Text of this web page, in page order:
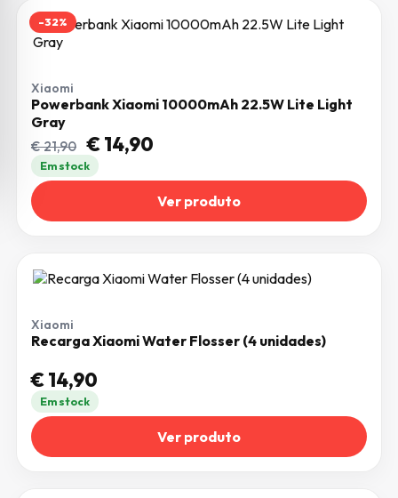
-32%
Xiaomi
Powerbank Xiaomi 10000mAh 22.5W Lite Light
Gray
€21,90 O preço original era: € 21,90.
€14,90
Em stock
Ver produto
Xiaomi
Recarga Xiaomi Water Flosser (4 unidades)
€14,90
Em stock
Ver produto